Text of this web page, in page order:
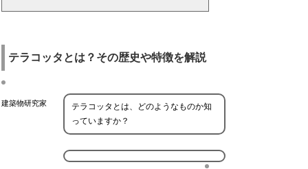
テラコッタとは？その歴史や特徴を解説
建築物研究家
テラコッタとは、どのようなものか知
っていますか？